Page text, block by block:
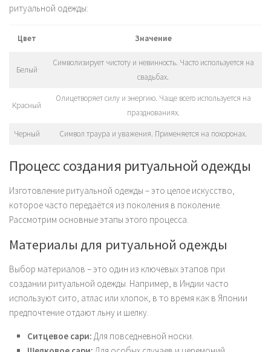
ритуальной одежды:
Цвет Значение
Белый
Символизирует чистоту и невинность. Часто используется на
свадьбах.
Красный
Олицетворяет силу и энергию. Чаще всего используется на
празднованиях.
Черный Символ траура и уважения. Применяется на похоронах.
Процесс создания ритуальной одежды
Изготовление ритуальной одежды – это целое искусство,
которое часто передаётся из поколения в поколение.
Рассмотрим основные этапы этого процесса.
Материалы для ритуальной одежды
Выбор материалов – это один из ключевых этапов при
создании ритуальной одежды. Например, в Индии часто
используют сито, атлас или хлопок, в то время как в Японии
предпочтение отдают льну и шелку.
Ситцевое сари: Для повседневной носки.